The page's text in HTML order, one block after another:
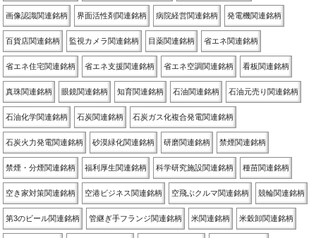
画像認識関連銘柄 界面活性剤関連銘柄 病院経営関連銘柄 発電機関連銘柄
百貨店関連銘柄 監視カメラ関連銘柄 目薬関連銘柄 省エネ関連銘柄
省エネ住宅関連銘柄 省エネ支援関連銘柄 省エネ空調関連銘柄 看板関連銘柄
真珠関連銘柄 眼鏡関連銘柄 知育関連銘柄 石油関連銘柄 石油元売り関連銘柄
石油化学関連銘柄 石炭関連銘柄 石炭ガス化複合発電関連銘柄
石炭火力発電関連銘柄 砂漠緑化関連銘柄 研磨関連銘柄 禁煙関連銘柄
禁煙・分煙関連銘柄 福利厚生関連銘柄 科学研究施設関連銘柄 種苗関連銘柄
空き家対策関連銘柄 空港ビジネス関連銘柄 空飛ぶクルマ関連銘柄 競輪関連銘柄
第3のビール関連銘柄 管継ぎ手フランジ関連銘柄 米関連銘柄 米穀卸関連銘柄